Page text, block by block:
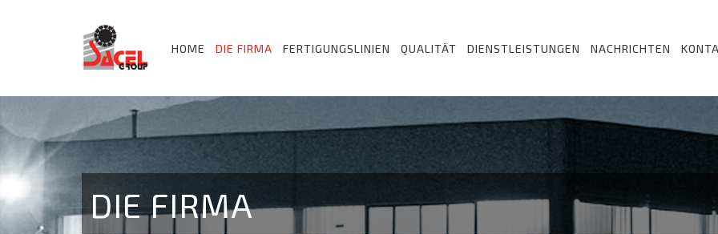
HOME DIE FIRMA FERTIGUNGSLINIEN QUALITÄT DIENSTLEISTUNGEN NACHRICHTEN
DIE FIRMA